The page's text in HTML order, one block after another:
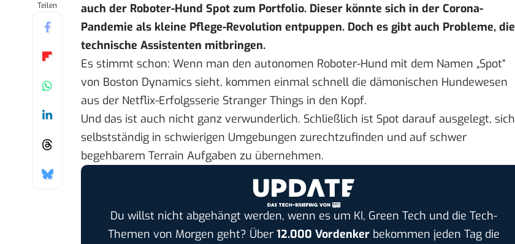
Teilen
auch der Roboter-Hund Spot zum Portfolio. Dieser könnte sich in der Corona-
Pandemie als kleine Pflege-Revolution entpuppen. Doch es gibt auch Probleme, die
technische Assistenten mitbringen.
Es stimmt schon: Wenn man den autonomen Roboter-Hund mit dem Namen „Spot“
von Boston Dynamics sieht, kommen einmal schnell die dämonischen Hundewesen
aus der Netflix-Erfolgsserie Stranger Things in den Kopf.
Und das ist auch nicht ganz verwunderlich. Schließlich ist Spot darauf ausgelegt, sich
selbstständig in schwierigen Umgebungen zurechtzufinden und auf schwer
begehbarem Terrain Aufgaben zu übernehmen.
Du willst nicht abgehängt werden, wenn es um KI, Green Tech und die Tech-
Themen von Morgen geht? Über 12.000 Vordenkerbekommen jeden Tag die